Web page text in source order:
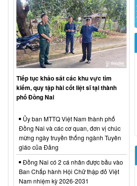
Tiếp tục khảo sát các khu vực tìm
kiếm, quy tập hài cốt liệt sĩ tại thành
phố Đồng Nai
Ủy ban MTTQ Việt Nam thành phố
Đồng Nai và các cơ quan, đơn vị chúc
mừng ngày truyền thống ngành Tuyên
giáo của Đảng
Đồng Nai có 2 cá nhân được bầu vào
Ban Chấp hành Hội Chữ thập đỏ Việt
Nam nhiệm kỳ 2026-2031